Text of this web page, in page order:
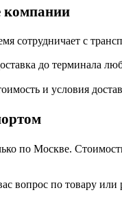
компании
сотрудничает с
до терминала
и условия
по Москве.
вопрос по товару или